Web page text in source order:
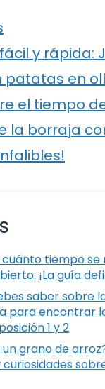
y rápida:
patatas en
el tiempo
la borraja
tiempo
¡La guía
saber sobre
para encontrar
1 y 2
grano de